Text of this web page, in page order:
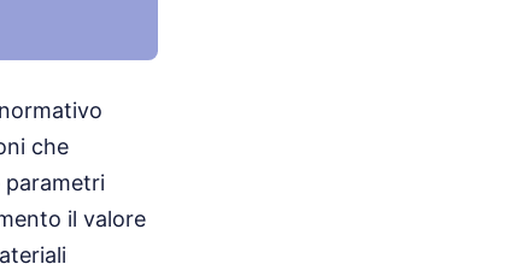
che
parametri
il valore